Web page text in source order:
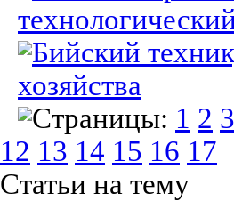
Бийский
хозяйства
Страницы: 1 2 3
12 13 14 15 16 17
Статьи на тему